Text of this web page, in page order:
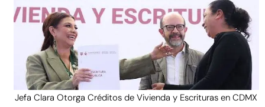
Jefa Clara Otorga Créditos de Vivienda y Escrituras en CDMX